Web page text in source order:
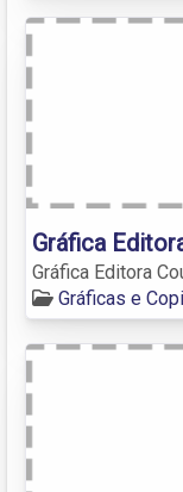
Gráfica
Gráfica Editora
Gráficas e